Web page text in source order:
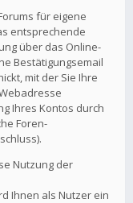
für eigene
entsprechende
über das Online-
Bestätigungsemail
mit der Sie Ihre
Ihres Kontos durch
Foren-
Nutzung der
Ihnen als Nutzer ein